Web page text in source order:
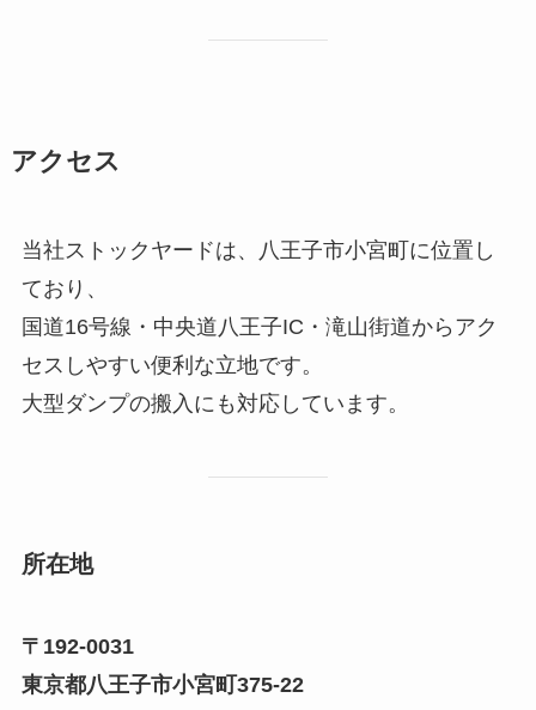
アクセス
当社ストックヤードは、八王子市小宮町に位置し
ており、
国道16号線・中央道八王子IC・滝山街道からアク
セスしやすい便利な立地です。
大型ダンプの搬入にも対応しています。
所在地
〒192-0031
東京都八王子市小宮町375-22